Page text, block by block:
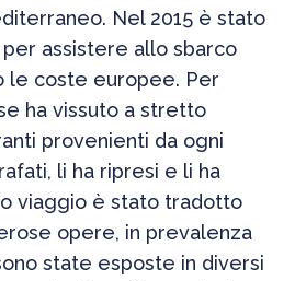
Nel 2015 è stato
per assistere allo sbarco
le coste europee. Per
ha vissuto a stretto
provenienti da ogni
li ha ripresi e li ha
viaggio è stato tradotto
opere, in prevalenza
state esposte in diversi